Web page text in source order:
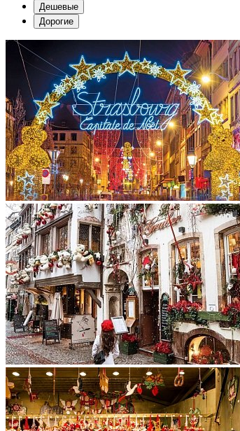
Дешевые
Дорогие